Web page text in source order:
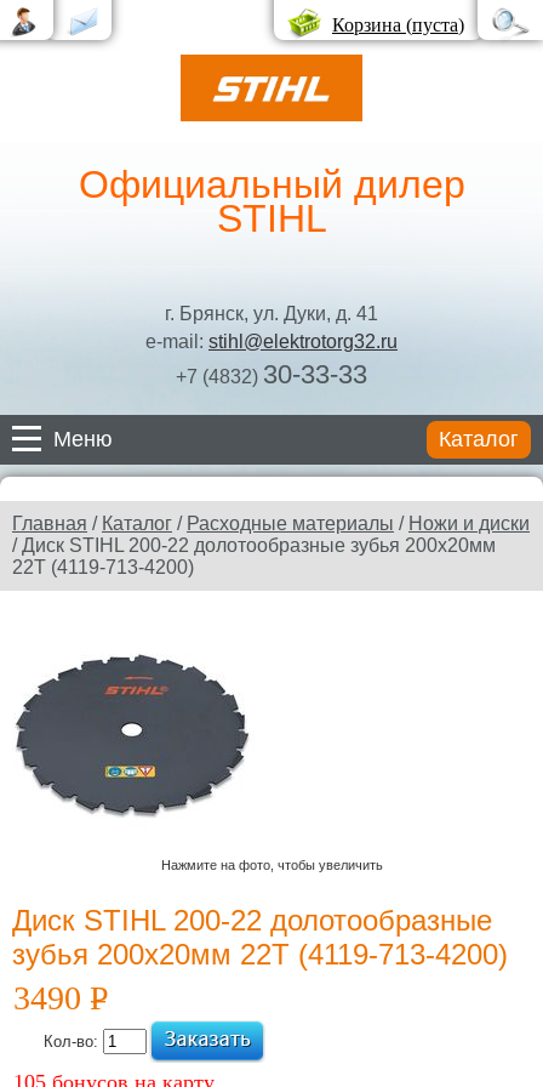
Корзина (пуста)
Официальный дилер
STIHL
г. Брянск, ул. Дуки, д. 41
e-mail: stihl@elektrotorg32.ru
+7 (4832) 30-33-33
Меню Каталог
Каталог
Официальный сайт
наименование
дилера: ООО
"Электроторг" ИНН/
КПП
Новости и
акции
Какой триммер
выбрать,
Главная / Каталог / Расходные материалы / Ножи и диски
/ Диск STIHL 200-22 долотообразные зубья 200х20мм
22T (4119-713-4200)
Нажмите на фото, чтобы увеличить
Диск STIHL 200-22 долотообразные
зубья 200х20мм 22T (4119-713-4200)
3490 PУБ.
Кол-во:
105 бонусов на карту